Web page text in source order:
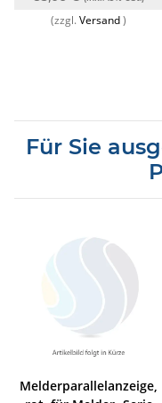
(zzgl.Versand)
Für Sie
Melderparallelanzeige,